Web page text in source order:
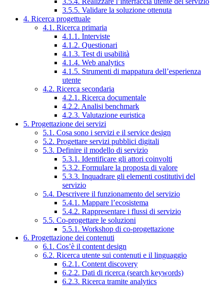
3.5.5. Validare la soluzione ottenuta
4. Ricerca progettuale
4.1. Ricerca primaria
4.1.1. Interviste
4.1.2. Questionari
4.1.3. Test di usabilità
4.1.4. Web analytics
4.1.5. Strumenti di mappatura dell’esperienza
utente
4.2. Ricerca secondaria
4.2.1. Ricerca documentale
4.2.2. Analisi benchmark
4.2.3. Valutazione euristica
5. Progettazione dei servizi
5.1. Cosa sono i servizi e il service design
5.2. Progettare servizi pubblici digitali
5.3. Definire il modello di servizio
5.3.1. Identificare gli attori coinvolti
5.3.2. Formulare la proposta di valore
5.3.3. Inquadrare gli elementi costitutivi del
servizio
5.4. Descrivere il funzionamento del servizio
5.4.1. Mappare l’ecosistema
5.4.2. Rappresentare i flussi di servizio
5.5. Co-progettare le soluzioni
5.5.1. Workshop di co-progettazione
6. Progettazione dei contenuti
6.1. Cos’è il content design
6.2. Ricerca utente sui contenuti e il linguaggio
6.2.1. Content discovery
6.2.2. Dati di ricerca (search keywords)
6.2.3. Ricerca tramite analytics